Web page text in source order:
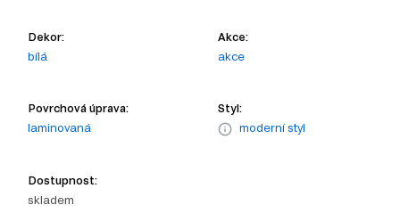
Dekor:
bílá
Akce:
akce
Povrchová úprava:
laminovaná
Styl:
moderní styl
Dostupnost:
skladem